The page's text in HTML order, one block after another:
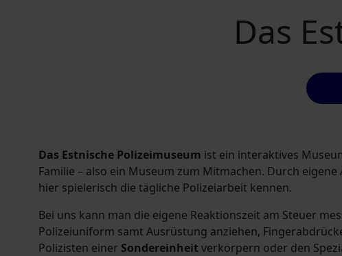
Das
Das Estnische Polizeimuseum ist ein interaktives
Familie – also ein Museum zum Mitmachen. Durch
hier spielerisch die tägliche Polizeiarbeit kennen.
Bei uns kann man die eigene Reaktionszeit am Steuer
Polizeiuniform samt Ausrüstung anziehen,
Polizisten einer Sondereinheitverkörpern oder den